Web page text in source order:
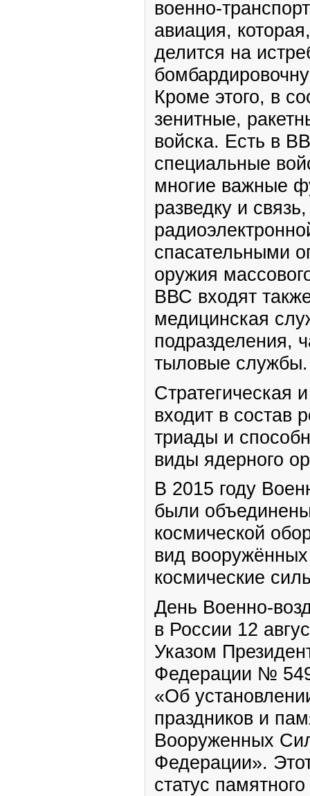
военно-
авиация,
делится на
Кроме этого, в
зенитные,
войска. Есть в
специальные
многие важные
разведку и
спасательными
оружия
ВВС входят
медицинская
подразделения,
тыловые службы.
Стратегическая
входит в состав
триады и
виды ядерного
В 2015 году
были
космической
вид
космические
День Военно-
в России 12
Указом
Федерации №
«Об
праздников и
Вооруженных
Федерации».
статус